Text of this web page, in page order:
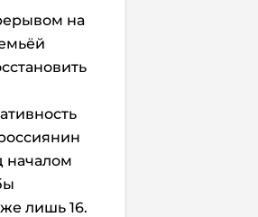
на
началом
лишь 16.